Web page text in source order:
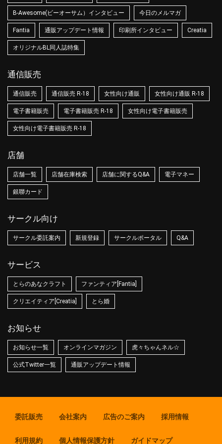
B-Awesome(ビーオーサム）インタビュー 今日のメルマガ
Fantia 通販アップデート情報 印刷所インタビュー Creatia
オリジナルBL同人誌特集
通信販売
通信販売 通信販売 R-18 女性向け通販 女性向け通販 R-18
電子書籍販売 電子書籍販売 R-18 女性向け電子書籍販売
女性向け電子書籍販売 R-18
店舗
店舗一覧 店舗在庫検索 店舗に関するQ&A 電子マネー
銀聯カード
サークル向け
サークル委託案内 新規登録 サークルポータル Q&A
サービス
とらのあなクラフト ファンティア[Fantia]
クリエイティア[Creatia] とら婚
お知らせ
お知らせ一覧 オンラインマガジン 虎々ちゃんネル☆
公式Twitter一覧 通販アップデート情報
委託販売 会社案内 広告のご案内 採用情報
利用規約 個人情報保護方針 ガイドマップ